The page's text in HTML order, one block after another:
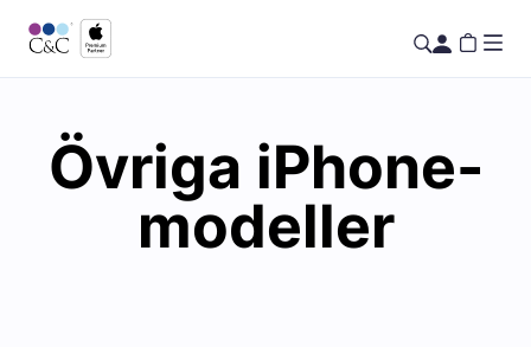
Övriga iPhone-
modeller